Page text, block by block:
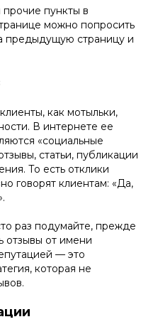
пункты в
можно попросить
предыдущую страницу и
как мотыльки,
В интернете ее
«социальные
статьи, публикации
То есть отклики
говорят клиентам: «Да,
раз подумайте, прежде
отзывы от имени
— это
которая не